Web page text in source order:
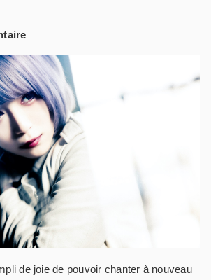
de joie de pouvoir chanter à nouveau